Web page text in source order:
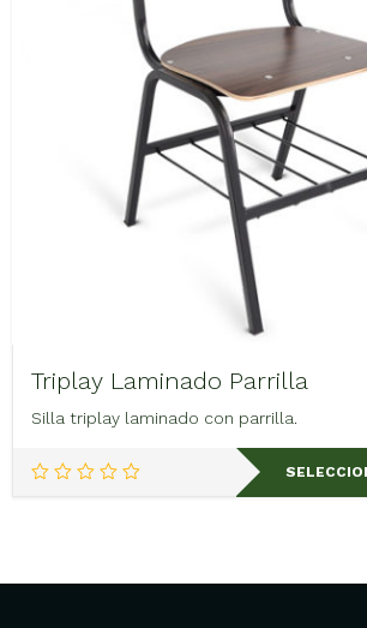
Triplay Laminado Parrilla
Silla triplay laminado con parrilla.
Este
producto
Las